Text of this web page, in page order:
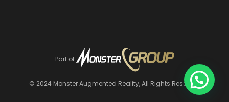
Part of
© 2024 Monster Augmented Reality, All Rights Reserved